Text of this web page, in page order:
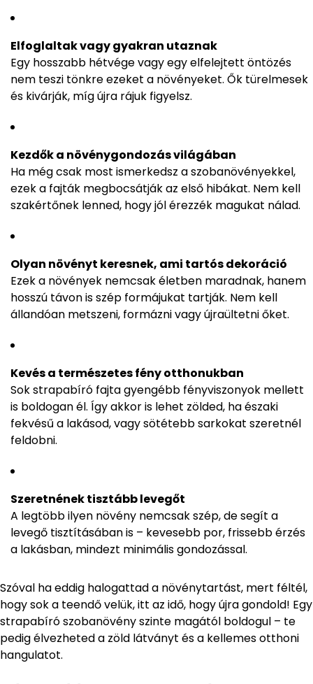
Elfoglaltak vagy gyakran utaznak
Egy hosszabb hétvége vagy egy elfelejtett öntözés
nem teszi tönkre ezeket a növényeket. Ők türelmesek
és kivárják, míg újra rájuk figyelsz.
Kezdők a növénygondozás világában
Ha még csak most ismerkedsz a szobanövényekkel,
ezek a fajták megbocsátják az első hibákat. Nem kell
szakértőnek lenned, hogy jól érezzék magukat nálad.
Olyan növényt keresnek, ami tartós dekoráció
Ezek a növények nemcsak életben maradnak, hanem
hosszú távon is szép formájukat tartják. Nem kell
állandóan metszeni, formázni vagy újraültetni őket.
Kevés a természetes fény otthonukban
Sok strapabíró fajta gyengébb fényviszonyok mellett
is boldogan él. Így akkor is lehet zölded, ha északi
fekvésű a lakásod, vagy sötétebb sarkokat szeretnél
feldobni.
Szeretnének tisztább levegőt
A legtöbb ilyen növény nemcsak szép, de segít a
levegő tisztításában is – kevesebb por, frissebb érzés
a lakásban, mindezt minimális gondozással.
Szóval ha eddig halogattad a növénytartást, mert féltél,
hogy sok a teendő velük, itt az idő, hogy újra gondold! Egy
strapabíró szobanövény szinte magától boldogul – te
pedig élvezheted a zöld látványt és a kellemes otthoni
hangulatot.